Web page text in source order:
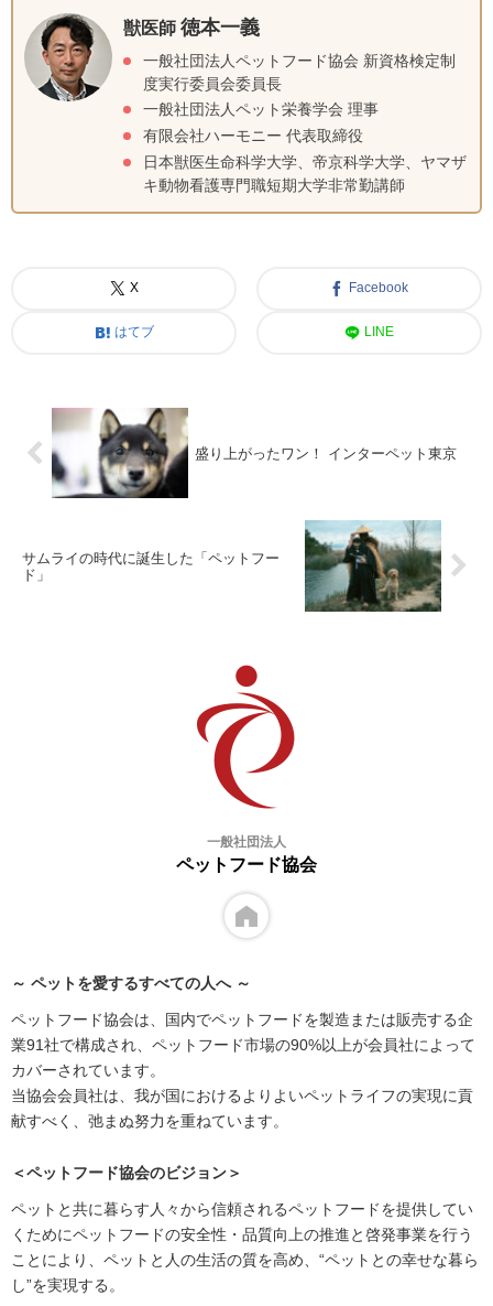
獣医師 徳本一義
一般社団法人ペットフード協会 新資格検定制
度実行委員会委員長
一般社団法人ペット栄養学会 理事
有限会社ハーモニー 代表取締役
日本獣医生命科学大学、帝京科学大学、ヤマザ
キ動物看護専門職短期大学非常勤講師
X Facebook
はてブ LINE
盛り上がったワン！ インターペット東京
サムライの時代に誕生した「ペットフー
ド」
一般社団法人
ペットフード協会
～ ペットを愛するすべての人へ ～
ペットフード協会は、国内でペットフードを製造または販売する企
業91社で構成され、ペットフード市場の90%以上が会員社によって
カバーされています。
当協会会員社は、我が国におけるよりよいペットライフの実現に貢
献すべく、弛まぬ努力を重ねています。
＜ペットフード協会のビジョン＞
ペットと共に暮らす人々から信頼されるペットフードを提供してい
くためにペットフードの安全性・品質向上の推進と啓発事業を行う
ことにより、ペットと人の生活の質を高め、“ペットとの幸せな暮ら
し”を実現する。